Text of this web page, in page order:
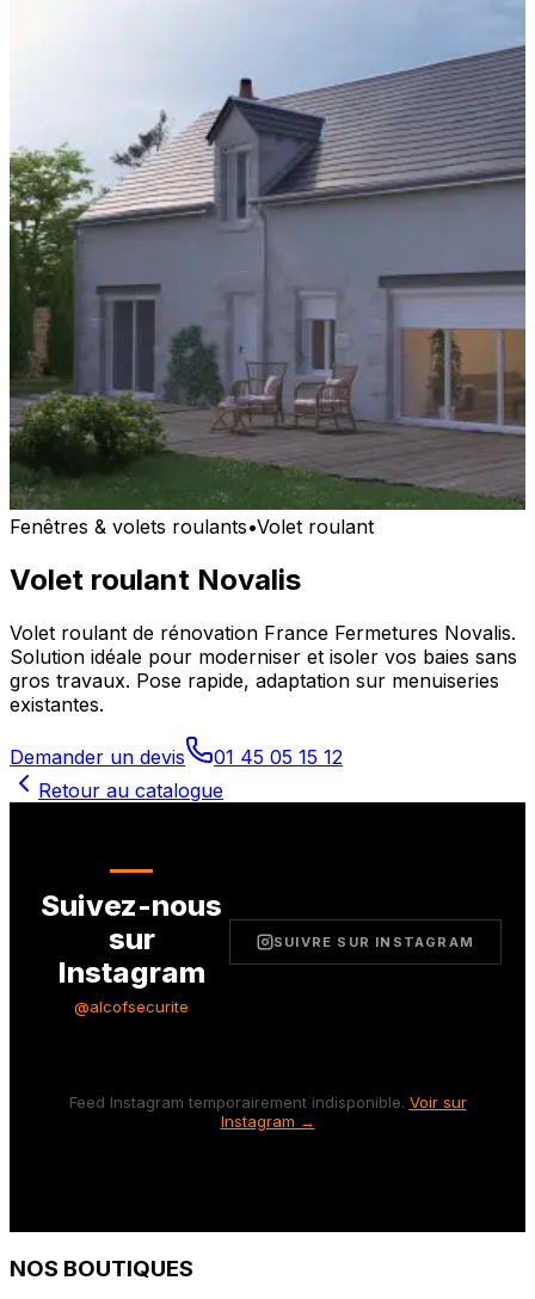
Fenêtres & volets roulants•Volet roulant
Volet roulant Novalis
Volet roulant de rénovation France Fermetures Novalis.
Solution idéale pour moderniser et isoler vos baies sans
gros travaux. Pose rapide, adaptation sur menuiseries
existantes.
Demander un devis
01 45 05 15 12
Retour au catalogue
Suivez-nous
sur
Instagram
@alcofsecurite
SUIVRE SUR INSTAGRAM
Feed Instagram temporairement indisponible. Voir sur
Instagram →
NOS BOUTIQUES